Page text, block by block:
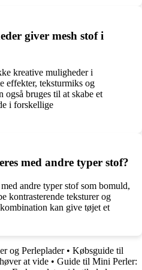
giver mesh stof i
kreative muligheder i
effekter, teksturmiks og
også bruges til at skabe et
i forskellige
med andre typer stof?
andre typer stof som bomuld,
kontrasterende teksturer og
kan give tøjet et
og Perleplader• Købsguide til
at vide • Guide til Mini Perler: